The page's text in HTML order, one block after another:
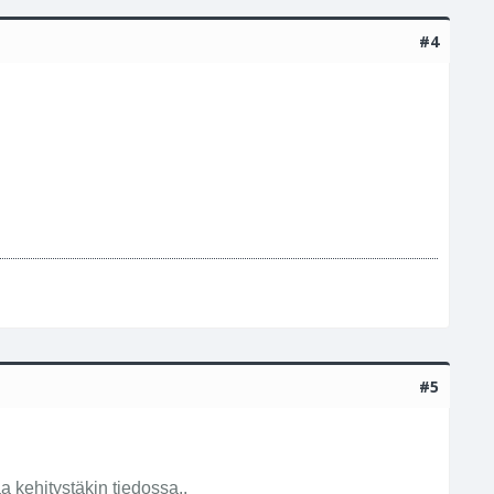
#4
#5
kehitystäkin tiedossa..